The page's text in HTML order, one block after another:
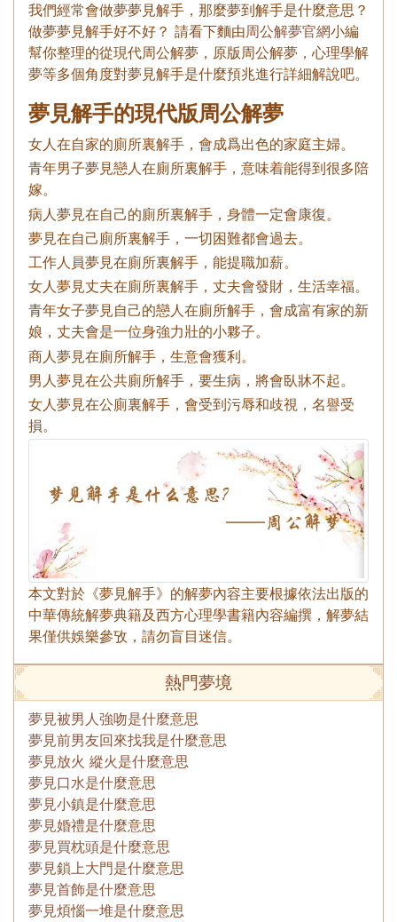
我們經常會做夢夢見解手，那麼夢到解手是什麼意思？
做夢夢見解手好不好？ 請看下麵由周公解夢官網小編
幫你整理的從現代周公解夢，原版周公解夢，心理學解
夢等多個角度對夢見解手是什麼預兆進行詳細解說吧。
夢見解手的現代版周公解夢
女人在自家的廁所裏解手，會成爲出色的家庭主婦。
青年男子夢見戀人在廁所裏解手，意味着能得到很多陪
嫁。
病人夢見在自己的廁所裏解手，身體一定會康復。
夢見在自己廁所裏解手，一切困難都會過去。
工作人員夢見在廁所裏解手，能提職加薪。
女人夢見丈夫在廁所裏解手，丈夫會發財，生活幸福。
青年女子夢見自己的戀人在廁所解手，會成富有家的新
娘，丈夫會是一位身強力壯的小夥子。
商人夢見在廁所解手，生意會獲利。
男人夢見在公共廁所解手，要生病，將會臥牀不起。
女人夢見在公廁裏解手，會受到污辱和歧視，名譽受
損。
本文對於《夢見解手》的解夢內容主要根據依法出版的
中華傳統解夢典籍及西方心理學書籍內容編撰，解夢結
果僅供娛樂參攷，請勿盲目迷信。
熱門夢境
夢見被男人強吻是什麼意思
夢見前男友回來找我是什麼意思
夢見放火 縱火是什麼意思
夢見口水是什麼意思
夢見小鎮是什麼意思
夢見婚禮是什麼意思
夢見買枕頭是什麼意思
夢見鎖上大門是什麼意思
夢見首飾是什麼意思
夢見煩惱一堆是什麼意思